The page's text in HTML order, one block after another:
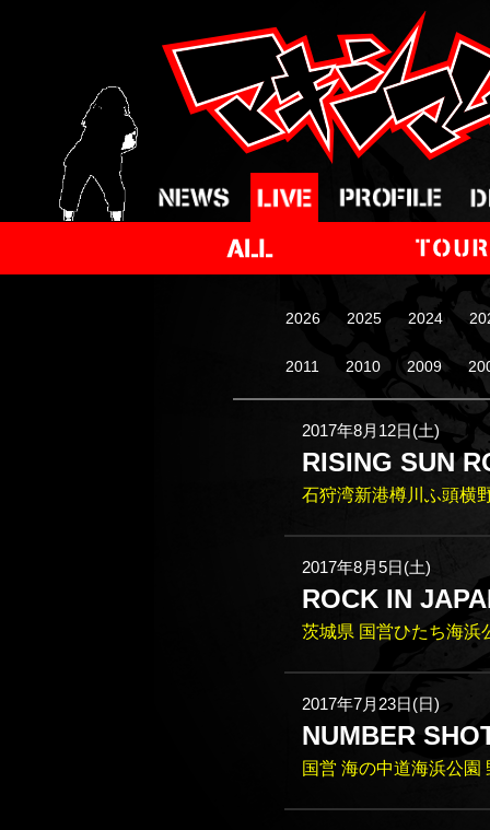
2026 2025 2024
2011 2010 2009
2017年8月12日(土)
RISING SUN
石狩湾新港樽川ふ頭横
2017年8月5日(土)
ROCK IN
茨城県 国営ひたち海浜
2017年7月23日(日)
NUMBER
国営 海の中道海浜公園